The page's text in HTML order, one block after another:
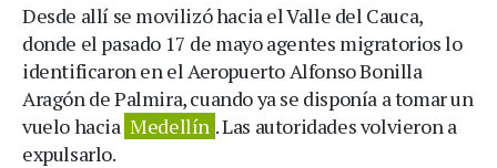
Desde allí se movilizó hacia el Valle del Cauca,
donde el pasado 17 de mayo agentes migratorios lo
identificaron en el Aeropuerto Alfonso Bonilla
Aragón de Palmira, cuando ya se disponía a tomar un
vuelo hacia Medellín . Las autoridades volvieron a
expulsarlo.